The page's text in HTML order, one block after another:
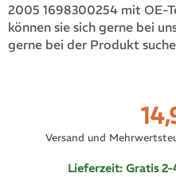
2005 1698300254 mit OE-
können sie sich gerne bei
gerne bei der Produkt
Versand und
Lieferzeit: Gratis 2-